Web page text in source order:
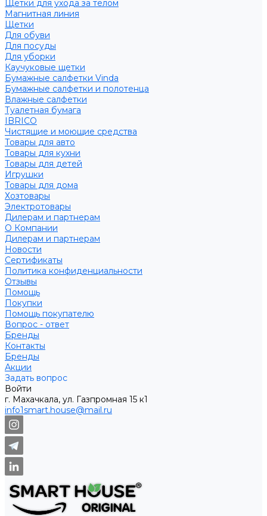
Щетки для ухода за телом
Магнитная линия
Щетки
Для обуви
Для посуды
Для уборки
Каучуковые щетки
Бумажные салфетки Vinda
Бумажные салфетки и полотенца
Влажные салфетки
Туалетная бумага
IBRICO
Чистящие и моющие средства
Товары для авто
Товары для кухни
Товары для детей
Игрушки
Товары для дома
Хозтовары
Электротовары
Дилерам и партнерам
О Компании
Дилерам и партнерам
Новости
Сертификаты
Политика конфиденциальности
Отзывы
Помощь
Покупки
Помощь покупателю
Вопрос - ответ
Бренды
Контакты
Бренды
Акции
Задать вопрос
Войти
г. Махачкала, ул. Газпромная 15 к1
info1smart.house@mail.ru